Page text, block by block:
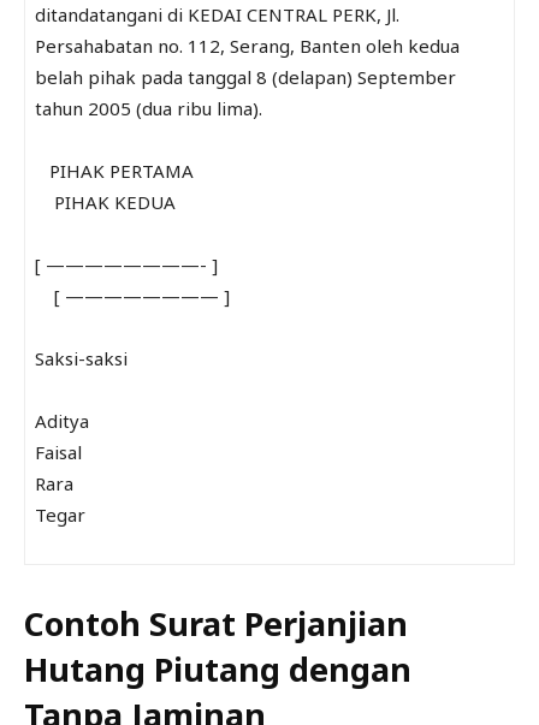
ditandatangani di KEDAI CENTRAL PERK, Jl.
Persahabatan no. 112, Serang, Banten oleh kedua
belah pihak pada tanggal 8 (delapan) September
tahun 2005 (dua ribu lima).
PIHAK PERTAMA
PIHAK KEDUA
[ ————————- ]
[ ———————— ]
Saksi-saksi
Aditya
Faisal
Rara
Tegar
Contoh Surat Perjanjian
Hutang Piutang dengan
Tanpa Jaminan